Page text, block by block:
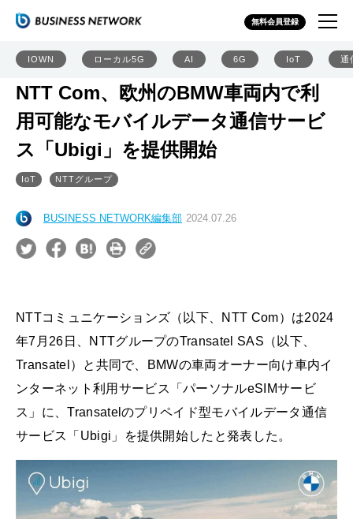
無料会員登録
IOWN ローカル5G AI 6G IoT 通
NTT Com、欧州のBMW車両内で利
用可能なモバイルデータ通信サービ
ス「Ubigi」を提供開始
IoT NTTグループ
BUSINESS NETWORK編集部 2024.07.26
NTTコミュニケーションズ（以下、NTT Com）は2024
年7月26日、NTTグループのTransatel SAS（以下、
Transatel）と共同で、BMWの車両オーナー向け車内イ
ンターネット利用サービス「パーソナルeSIMサービ
ス」に、Transatelのプリペイド型モバイルデータ通信
サービス「Ubigi」を提供開始したと発表した。